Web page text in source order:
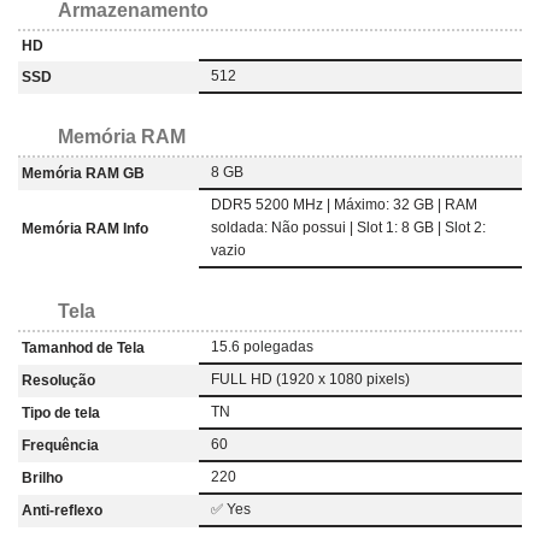
Armazenamento
HD
SSD
512
Memória RAM
Memória RAM GB 8 GB
Memória RAM Info
DDR5 5200 MHz | Máximo: 32 GB | RAM
soldada: Não possui | Slot 1: 8 GB | Slot 2:
vazio
Tela
Tamanhod de Tela
15.6 polegadas
Resolução
FULL HD (1920 x 1080 pixels)
Tipo de tela
TN
Frequência
60
Brilho
220
Anti-reflexo
✅ Yes